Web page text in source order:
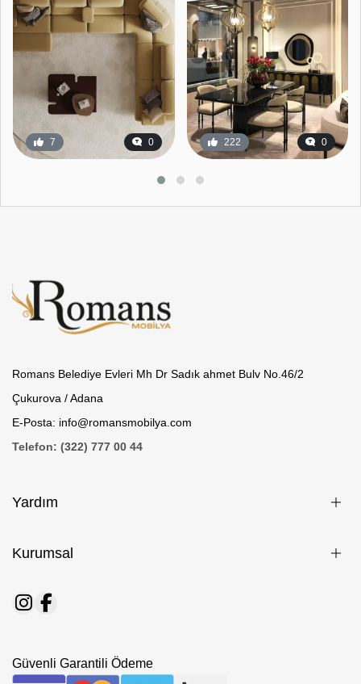
7 0 222 0
Romans Belediye Evleri Mh Dr Sadık ahmet Bulv No.46/2
Çukurova / Adana
E-Posta: info@romansmobilya.com
Telefon: (322) 777 00 44
Yardım
Kurumsal
Güvenli Garantili Ödeme